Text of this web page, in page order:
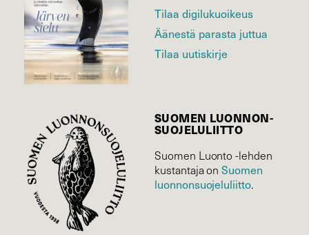
Tilaa digilukuoikeus
Äänestä parasta juttua
Tilaa uutiskirje
SUOMEN LUONNON­
SUOJELU­LIITTO
Suomen Luonto -lehden
kustantaja onSuomen
luonnonsuojelu­liitto.